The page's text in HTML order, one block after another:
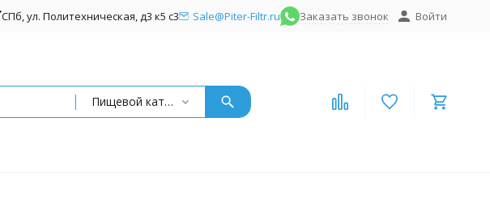
СПб, ул. Политехническая, д3 к5 с3 Sale@Piter-Filtr.ru Заказать звонок Войти
Пищевой катионит TC007 FG